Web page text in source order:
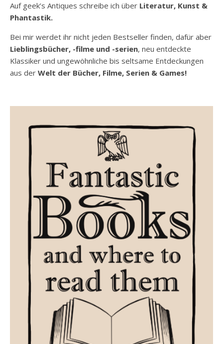
Auf geek’s Antiques schreibe ich über Literatur, Kunst &
Phantastik.
Bei mir werdet ihr nicht jeden Bestseller finden, dafür aber
Lieblingsbücher, -filme und -serien, neu entdeckte
Klassiker und ungewöhnliche bis seltsame Entdeckungen
aus der Welt der Bücher, Filme, Serien & Games!